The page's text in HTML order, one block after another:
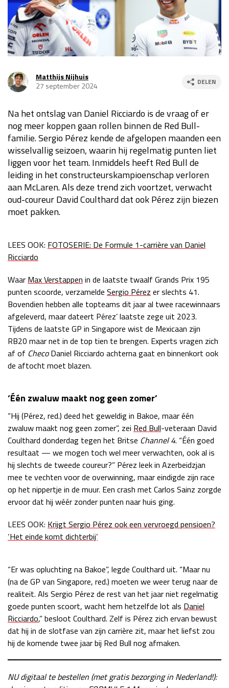
Race
za 13:00 - 15:00
GP VERENIGDE STATEN 2026 23 - 25 okt
Race
zo 21:00 - 23:00
GP MEXICO 2026 30 okt - 01 nov
Race
zo 21:00 - 23:00
GP SÃO PAULO 2026 06 - 08 nov
Kwalificatie
za 19:00 - 20:00
Race
zo 18:00 - 20:00
LAS VEGAS GRAND PRIX 2026
Race
zo 05:00 - 07:00
GP QATAR 2026 27 - 29 nov
GP ABU DHABI 2026 04 - 06 dec
Kwalificatie
za 15:00 - 16:00
Race
zo 14:00 - 16:00
Matthijs Nijhuis
27 september 2024
DELEN
Na het ontslag van Daniel Ricciardo is de vraag of er
nog meer koppen gaan rollen binnen de Red Bull-
familie. Sergio Pérez kende de afgelopen maanden een
wisselvallig seizoen, waarin hij regelmatig punten liet
liggen voor het team. Inmiddels heeft Red Bull de
leiding in het constructeurskampioenschap verloren
aan McLaren. Als deze trend zich voortzet, verwacht
oud-coureur David Coulthard dat ook Pérez zijn biezen
moet pakken.
LEES OOK: FOTOSERIE: De Formule 1-carrière van Daniel
Ricciardo
Waar Max Verstappen in de laatste twaalf Grands Prix 195
punten scoorde, verzamelde Sergio Pérez er slechts 41.
Bovendien hebben alle topteams dit jaar al twee racewinnaars
afgeleverd, maar dateert Pérez’ laatste zege uit 2023.
Tijdens de laatste GP in Singapore wist de Mexicaan zijn
RB20 maar net in de top tien te brengen. Experts vragen zich
af of ChecoDaniel Ricciardo achterna gaat en binnenkort ook
de aftocht moet blazen.
‘Één zwaluw maakt nog geen zomer’
“Hij (Pérez, red.) deed het geweldig in Bakoe, maar één
zwaluw maakt nog geen zomer”, zei Red Bull-veteraan David
Coulthard donderdag tegen het Britse Channel 4. “Één goed
resultaat — we mogen toch wel meer verwachten, ook al is
hij slechts de tweede coureur?” Pérez leek in Azerbeidzjan
mee te vechten voor de overwinning, maar eindigde zijn race
op het nippertje in de muur. Een crash met Carlos Sainz zorgde
ervoor dat hij wéér zonder punten naar huis ging.
LEES OOK: Krijgt Sergio Pérez ook een vervroegd pensioen?
‘Het einde komt dichterbij’
“Er was opluchting na Bakoe”, legde Coulthard uit. “Maar nu
(na de GP van Singapore, red.) moeten we weer terug naar de
realiteit. Als Sergio Pérez de rest van het jaar niet regelmatig
goede punten scoort, wacht hem hetzelfde lot als Daniel
Ricciardo,” besloot Coulthard. Zelf is Pérez zich ervan bewust
dat hij in de slotfase van zijn carrière zit, maar het liefst zou
hij de komende twee jaar bij Red Bull nog afmaken.
NU digitaal te bestellen (met gratis bezorging in Nederland!):